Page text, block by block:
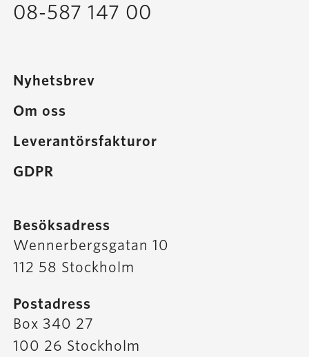
08-587 147 00
Nyhetsbrev
Om oss
Leverantörsfakturor
GDPR
Besöksadress
Wennerbergsgatan 10
112 58 Stockholm
Postadress
Box 340 27
100 26 Stockholm